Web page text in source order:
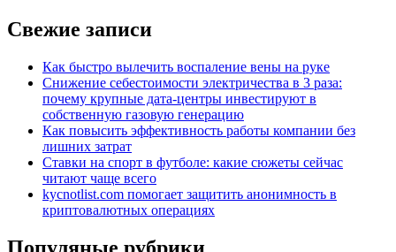
Свежие записи
Как быстро вылечить воспаление вены на руке
Снижение себестоимости электричества в 3 раза:
почему крупные дата-центры инвестируют в
собственную газовую генерацию
Как повысить эффективность работы компании без
лишних затрат
Ставки на спорт в футболе: какие сюжеты сейчас
читают чаще всего
kycnotlist.com помогает защитить анонимность в
криптовалютных операциях
Популяные рубрики